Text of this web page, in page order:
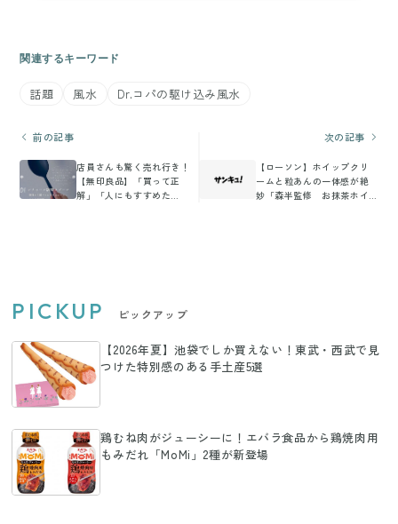
関連するキーワード
話題 風水 Dr.コパの駆け込み風水
前の記事
店員さんも驚く売れ行き！
【無印良品】「買って正
解」「人にもすすめた
次の記事
【ローソン】ホイップクリ
ームと粒あんの一体感が絶
妙「森半監修 お抹茶ホイ
PICKUP ピックアップ
【2026年夏】池袋でしか買えない！東武・西武で見
つけた特別感のある手土産5選
鶏むね肉がジューシーに！エバラ食品から鶏焼肉用
もみだれ「MoMi」2種が新登場